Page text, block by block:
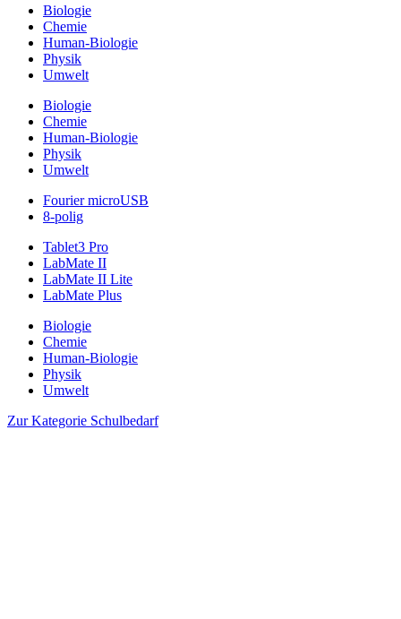
Biologie
Chemie
Human-Biologie
Physik
Umwelt
Biologie
Chemie
Human-Biologie
Physik
Umwelt
Fourier microUSB
8-polig
Tablet3 Pro
LabMate II
LabMate II Lite
LabMate Plus
Biologie
Chemie
Human-Biologie
Physik
Umwelt
Zur Kategorie Schulbedarf